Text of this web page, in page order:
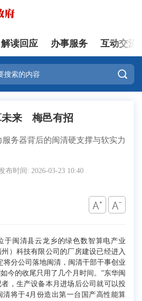
登录
解读回应 办事服务 互动交流

未来 梅邑有招
务器背后的闽清硬支撑与软实力
布时间: 2026-03-23 10:40
闽清县云龙乡的绿色数智算电产业
）科技有限公司的厂房建设已经进入
将分公司落地闽清，闽清干部干事创业
今的收尾只用了几个月时间。”东华闽
，生产设备本月进场后公司就可以投
清将于4月份造出第一台国产高性能算